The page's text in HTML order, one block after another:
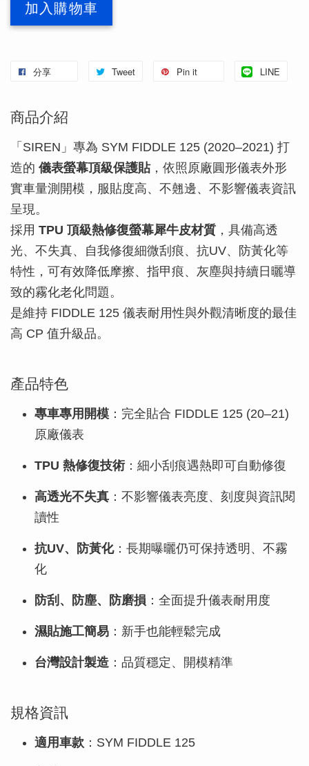
加入購物車
分享 Tweet Pin it LINE
商品介紹
「SIREN」專為 SYM FIDDLE 125 (2020–2021) 打
造的 儀表螢幕頂級保護貼，依照原廠圓形儀表外形
實車量測開模，服貼度高、不翹邊、不影響儀表資訊
呈現。
採用 TPU 頂級熱修復螢幕犀牛皮材質 ，具備高透
光、不失真、自我修復細微刮痕、抗UV、防黃化等
特性，可有效降低摩擦、指甲痕、灰塵與持續日曬導
致的霧化老化問題。
是維持 FIDDLE 125 儀表耐用性與外觀清晰度的最佳
高 CP 值升級品。
產品特色
專車專用開模 ：完全貼合 FIDDLE 125 (20–21)
原廠儀表
TPU 熱修復技術：細小刮痕遇熱即可自動修復
高透光不失真 ：不影響儀表亮度、刻度與資訊閱
讀性
抗UV、防黃化：長期曝曬仍可保持透明、不霧
化
防刮、防塵、防磨損 ：全面提升儀表耐用度
濕貼施工簡易 ：新手也能輕鬆完成
台灣設計製造 ：品質穩定、開模精準
規格資訊
適用車款 ：SYM FIDDLE 125